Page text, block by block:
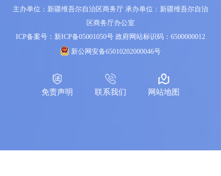
主办单位：新疆维吾尔自治区商务厅 承办单位：新疆维吾尔自治
区商务厅办公室
ICP备案号：新ICP备05001050号 政府网站标识码：6500000012
新公网安备65010202000046号
免责声明 联系我们 网站地图